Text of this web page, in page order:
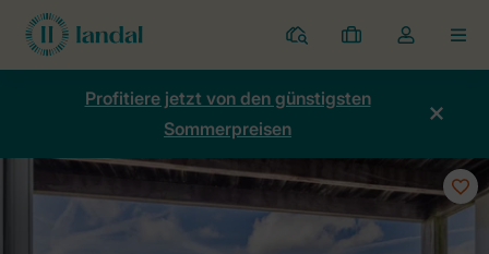
Ferienparks
Meine
Buchungen
Dropdown-
Menü
Kontos
Profitiere jetzt von den günstigsten
Sommerpreisen